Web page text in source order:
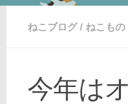
ねこブログ / ねこもの
今年は